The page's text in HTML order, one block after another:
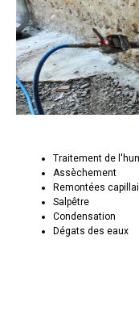
Traitement de
Assèchement
Remontées
Salpêtre
Condensation
Dégats des eaux